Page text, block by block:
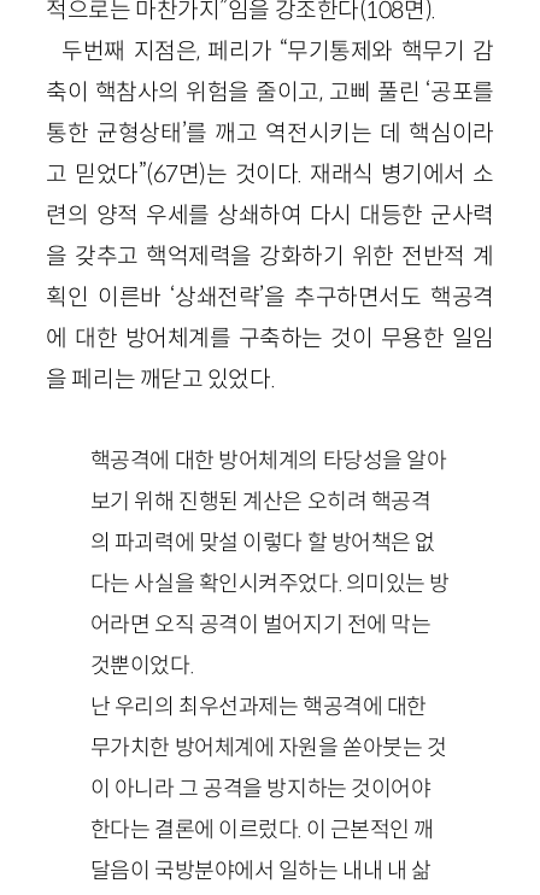
적으로는 마찬가지”임을 강조한다(108면).
두번째 지점은, 페리가 “무기통제와 핵무기 감
축이 핵참사의 위험을 줄이고, 고삐 풀린 ‘공포를
통한 균형상태’를 깨고 역전시키는 데 핵심이라
고 믿었다”(67면)는 것이다. 재래식 병기에서 소
련의 양적 우세를 상쇄하여 다시 대등한 군사력
을 갖추고 핵억제력을 강화하기 위한 전반적 계
획인 이른바 ‘상쇄전략’을 추구하면서도 핵공격
에 대한 방어체계를 구축하는 것이 무용한 일임
을 페리는 깨닫고 있었다.
핵공격에 대한 방어체계의 타당성을 알아
보기 위해 진행된 계산은 오히려 핵공격
의 파괴력에 맞설 이렇다 할 방어책은 없
다는 사실을 확인시켜주었다. 의미있는 방
어라면 오직 공격이 벌어지기 전에 막는
것뿐이었다.
난 우리의 최우선과제는 핵공격에 대한
무가치한 방어체계에 자원을 쏟아붓는 것
이 아니라 그 공격을 방지하는 것이어야
한다는 결론에 이르렀다. 이 근본적인 깨
달음이 국방분야에서 일하는 내내 내 삶